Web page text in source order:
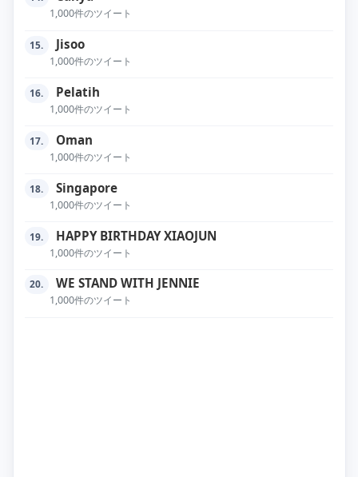
1,000件のツイート
15. Jisoo
1,000件のツイート
16. Pelatih
1,000件のツイート
17. Oman
1,000件のツイート
18. Singapore
1,000件のツイート
19. HAPPY BIRTHDAY XIAOJUN
1,000件のツイート
20. WE STAND WITH JENNIE
1,000件のツイート